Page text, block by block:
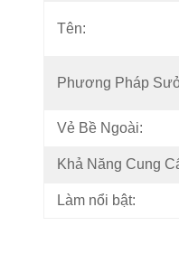
Tên:
Phương Pháp
Vẻ Bề Ngoài:
Khả Năng Cung
Làm nổi bật: